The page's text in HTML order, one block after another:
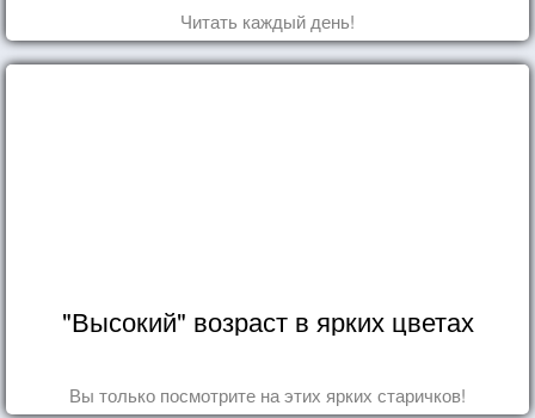
Читать каждый день!
"Высокий" возраст в ярких цветах
Вы только посмотрите на этих ярких старичков!